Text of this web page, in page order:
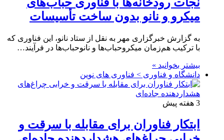
نجات رودخانه‌ها با فناوری حباب‌های
میکرو و نانو بدون ساخت تأسیسات
به گزارش خبرگزاری مهر به نقل از ستاد نانو، این فناوری که
با ترکیب هم‌زمان میکروحباب‌ها و نانوحباب‌ها در فرآیند…
بیشتر بخوانید »
دانشگاه و فناوری > فناوری های نوین
3 هفته پیش
ابتکار فناوران برای مقابله با سرقت و